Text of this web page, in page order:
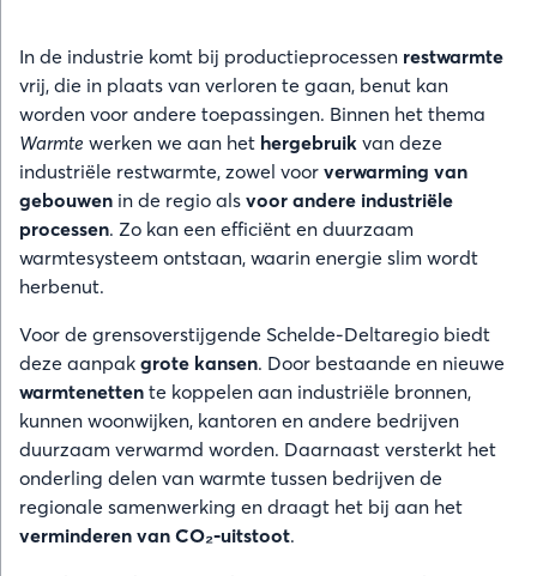
In de industrie komt bij productieprocessen restwarmte
vrij, die in plaats van verloren te gaan, benut kan
worden voor andere toepassingen. Binnen het thema
Warmte werken we aan het hergebruik van deze
industriële restwarmte, zowel voor verwarming van
gebouwen in de regio als voor andere industriële
processen. Zo kan een efficiënt en duurzaam
warmtesysteem ontstaan, waarin energie slim wordt
herbenut.
Voor de grensoverstijgende Schelde-Deltaregio biedt
deze aanpak grote kansen. Door bestaande en nieuwe
warmtenetten te koppelen aan industriële bronnen,
kunnen woonwijken, kantoren en andere bedrijven
duurzaam verwarmd worden. Daarnaast versterkt het
onderling delen van warmte tussen bedrijven de
regionale samenwerking en draagt het bij aan het
verminderen van CO₂-uitstoot.